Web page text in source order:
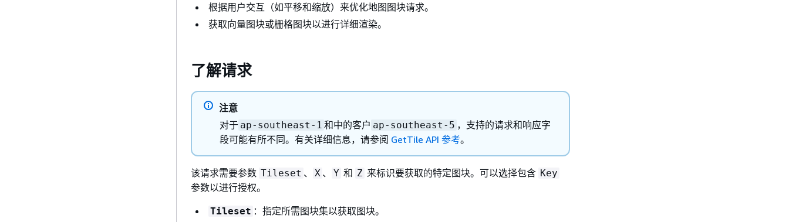
根据用户交互（如平移和缩放）来优化地图图块请求。
获取向量图块或栅格图块以进行详细渲染。
了解请求
注意
对于 ap-southeast-1 和中的客户 ap-southeast-5 ，支持的请求和响应字
段可能有所不同。有关详细信息，请参阅 GetTile API 参考。
该请求需要参数 Tileset 、 X 、 Y 和 Z 来标识要获取的特定图块。可以选择包含 Key
参数以进行授权。
Tileset ：指定所需图块集以获取图块。